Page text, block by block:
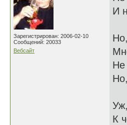
Зарегистрирован: 2006-02-10
Сообщений: 20033
Вебсайт
И
Не
К